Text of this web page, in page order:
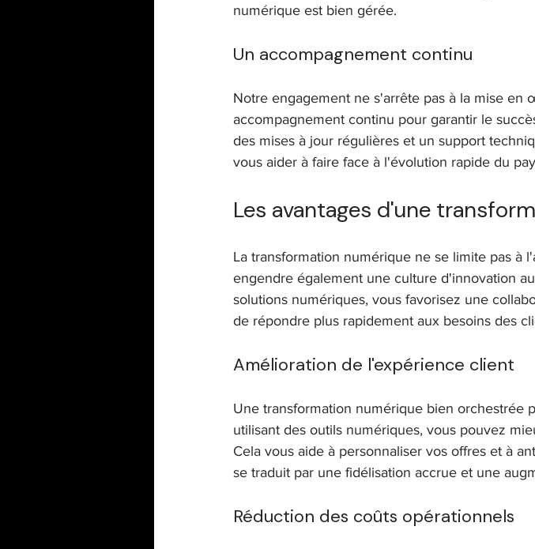
numérique est bien gérée.
Un accompagnement continu
Notre engagement ne s'arrête pas à la mise en
accompagnement continu pour garantir le
des mises à jour régulières et un support
vous aider à faire face à l'évolution rapide du
Les avantages d'une
La transformation numérique ne se limite pas à
engendre également une culture d'innovation
solutions numériques, vous favorisez une
de répondre plus rapidement aux besoins des
Amélioration de l'expérience client
Une transformation numérique bien orchestrée
utilisant des outils numériques, vous pouvez
Cela vous aide à personnaliser vos offres et à
se traduit par une fidélisation accrue et une
Réduction des coûts opérationnels